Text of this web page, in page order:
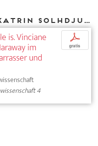
Weitere Texte von Katrin Solhdju bei DIAPHANES
is. Vinciane
im
und
4
p
gratis